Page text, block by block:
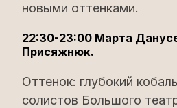
новыми оттенками.
22:30-23:00 Марта
Присяжнюк.
Оттенок: глубокий
солистов Большого